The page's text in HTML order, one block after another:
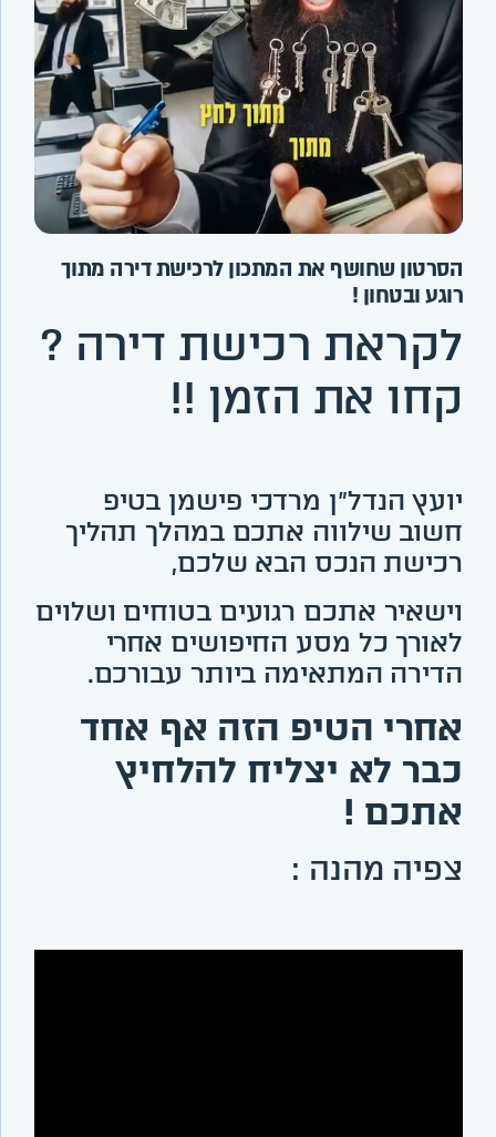
הסרטון שחושף את המתכון לרכישת דירה מתוך
רוגע ובטחון !
לקראת רכישת דירה ?
קחו את הזמן !!
יועץ הנדל"ן מרדכי פישמן בטיפ
חשוב שילווה אתכם במהלך תהליך
רכישת הנכס הבא שלכם,
וישאיר אתכם רגועים בטוחים ושלוים
לאורך כל מסע החיפושים אחרי
הדירה המתאימה ביותר עבורכם.
אחרי הטיפ הזה אף אחד
כבר לא יצליח להלחיץ
אתכם !
צפיה מהנה :